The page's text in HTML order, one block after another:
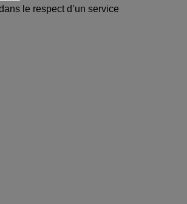
le respect d’un service